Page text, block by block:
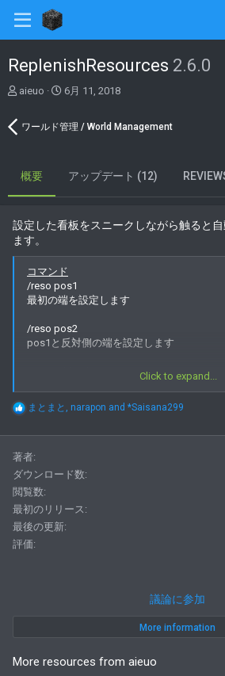
ReplenishResources 2.6.0
著
aieuo
C
a
o
a
t
6月 11, 2018
ワールド管理 / World Management
概要 アップデート (12)
設定した看板をスニークしながら触ると
ます。
コマンド
/reso pos1
最初の端を設定します
/reso pos2
pos1と反対側の端を設定します
(idは資源のブロックのid)
/reso cancel
キャンセル
/reso setting
設定
Click to expand...
R
t
i
o
n
s
:
まとまと narapon and *Saisana299
著者
ダウンロード数
閲覧数
最初のリリース
最後の更新
評価
議論に参加
More information
More resources from aieuo